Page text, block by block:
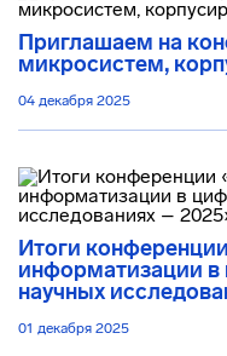
Приглашаем на
микросистем,
04 декабря 2025
Итоги
информатизации
научных
01 декабря 2025